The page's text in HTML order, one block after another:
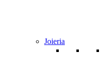
Joieria